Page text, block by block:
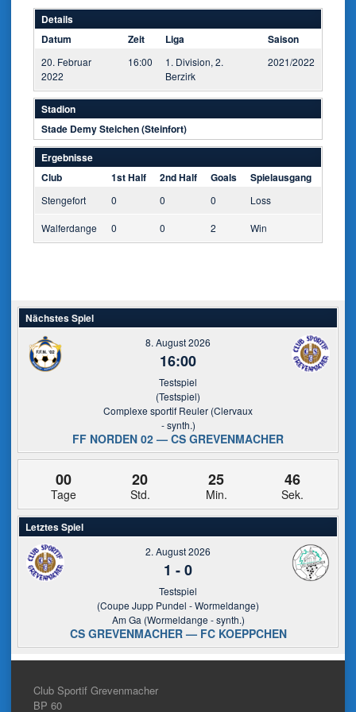
Details
Datum
Zeit Liga Saison
20. Februar
2022
16:00
1. Division, 2.
Berzirk
2021/2022
Stadion
Stade Demy Steichen (Steinfort)
Ergebnisse
Club
1st Half 2nd Half Goals Spielausgang
Stengefort 0 0 0 Loss
Walferdange 0 0 2 Win
Nächstes Spiel
8. August 2026
16:00
Testspiel
(Testspiel)
Complexe sportif Reuler (Clervaux
- synth.)
FF NORDEN 02 — CS GREVENMACHER
00
Tage
20
Std.
25
Min.
46
Sek.
Letztes Spiel
2. August 2026
1 -0
Testspiel
(Coupe Jupp Pundel - Wormeldange)
Am Ga (Wormeldange - synth.)
CS GREVENMACHER — FC KOEPPCHEN
Club Sportif Grevenmacher
BP 60